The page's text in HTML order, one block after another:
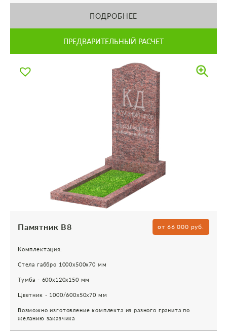
ПОДРОБНЕЕ
ПРЕДВАРИТЕЛЬНЫЙ РАСЧЕТ
Памятник В8 от 66 000 руб.
Комплектация:
Стела габбро 1000х500х70 мм
Тумба - 600х120х150 мм
Цветник - 1000/600х50х70 мм
Возможно изготовление комплекта из разного гранита по
желанию заказчика